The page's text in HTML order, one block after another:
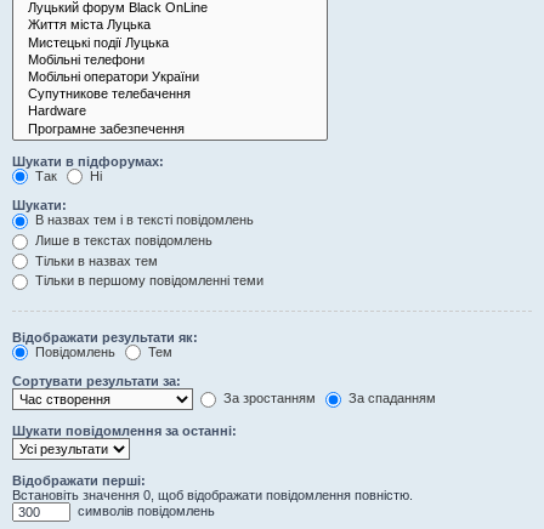
Шукати в підфорумах:
Так
Ні
Шукати:
В назвах тем і в тексті повідомлень
Лише в текстах повідомлень
Тільки в назвах тем
Тільки в першому повідомленні теми
Відображати результати як:
Повідомлень
Тем
Сортувати результати за:
За зростанням
За спаданням
Шукати повідомлення за останні:
Відображати перші:
Встановіть значення 0, щоб відображати повідомлення повністю.
символів повідомлень